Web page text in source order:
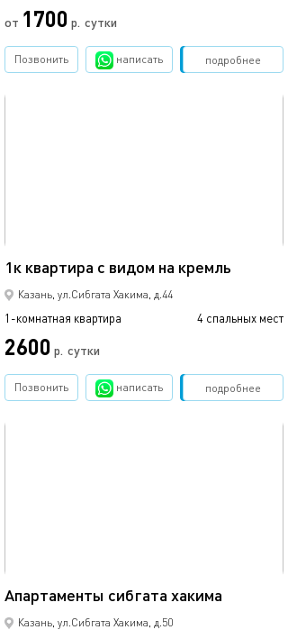
от 1700 р. сутки
подробнее
Позвонить написать Забронировать
1к квартира с видом на кремль
Казань, ул.Сибгата Хакима, д.44
1-комнатная квартира 4 спальных мест
2600 р. сутки
подробнее
Позвонить написать Забронировать
Апартаменты сибгата хакима
Казань, ул.Сибгата Хакима, д.50